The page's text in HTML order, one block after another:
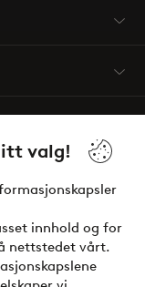
valg!
innhold og for
nettstedet vårt.